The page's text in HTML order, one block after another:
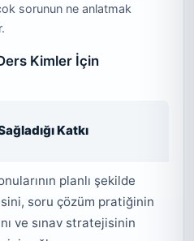
sorunun ne anlatmak
Kimler İçin
Katkı
planlı şekilde
soru çözüm pratiğinin
ve sınav stratejisinin